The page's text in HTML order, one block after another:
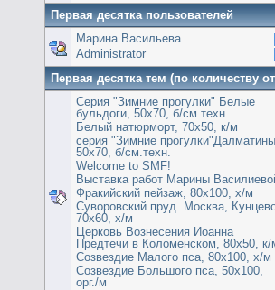
Первая десятка пользователей
Марина Васильева
Administrator
Первая десятка тем (по количеству
Серия "Зимние прогулки" Белые
бульдоги, 50х70, б/см.техн.
Белый натюрморт, 70х50, к/м
серия "Зимние прогулки"Далматины
50х70, б/см.техн.
Welcome to SMF!
Выставка работ Марины
Фракийский пейзаж, 80х100, х/м
Суворовский пруд. Москва,
70х60, х/м
Церковь Вознесения Иоанна
Предтечи в Коломенском, 80х50, к/
Созвездие Малого пса, 80х100, х/м
Созвездие Большого пса, 50х100,
орг./м